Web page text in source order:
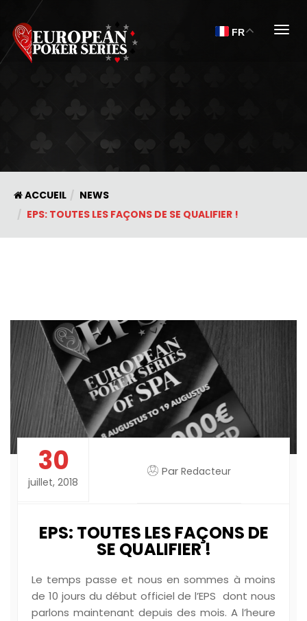
FR
ACCUEIL
NEWS
EPS: TOUTES LES FAÇONS DE SE QUALIFIER !
30
juillet, 2018
Par Redacteur
EPS: TOUTES LES FAÇONS DE
SE QUALIFIER !
Le temps passe et nous en sommes à moins
de 10 jours du début officiel de l’EPS dont nous
parlons maintenant depuis des mois. A l’heure